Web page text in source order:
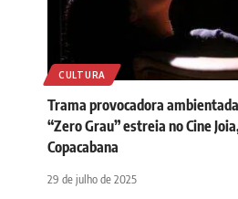
CULTURA
Trama provocadora
“Zero Grau” estreia no Cine
Copacabana
29 de julho de 2025